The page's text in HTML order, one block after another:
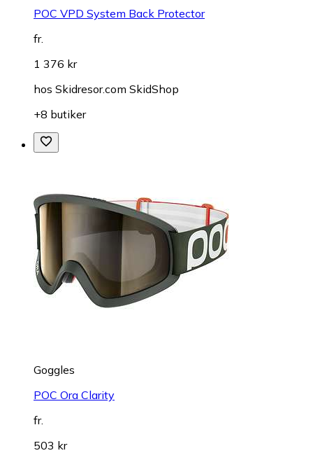
POC VPD System Back Protector
fr.
1 376 kr
hos Skidresor.com SkidShop
+8 butiker
Goggles
POC Ora Clarity
fr.
503 kr